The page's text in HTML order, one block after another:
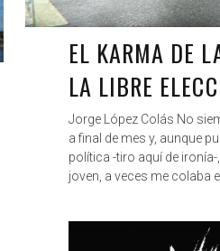
EL KARMA DE
LA LIBRE
Jorge López Colás No
a final de mes y, aunque
política -tiro aquí de
joven, a veces me colaba
ALBERT